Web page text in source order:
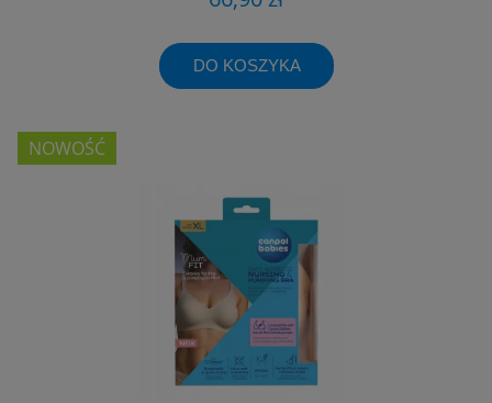
DO KOSZYKA
NOWOŚĆ